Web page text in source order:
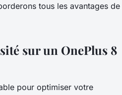
tous les avantages de
sur un OnePlus 8
pour optimiser votre